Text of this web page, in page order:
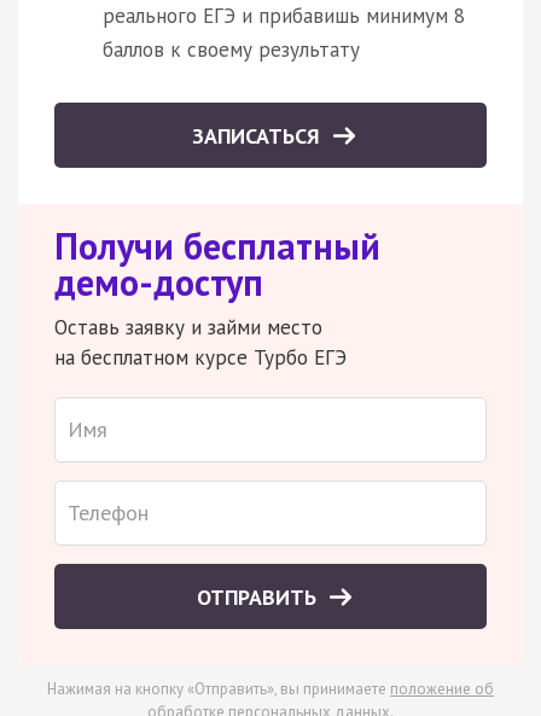
реального ЕГЭ и прибавишь минимум 8
баллов к своему результату
ЗАПИСАТЬСЯ
Получи бесплатный
демо-доступ
Оставь заявку и займи место
на бесплатном курсе Турбо ЕГЭ
ОТПРАВИТЬ
Нажимая на кнопку «Отправить», вы принимаете положение об
обработке персональных данных.